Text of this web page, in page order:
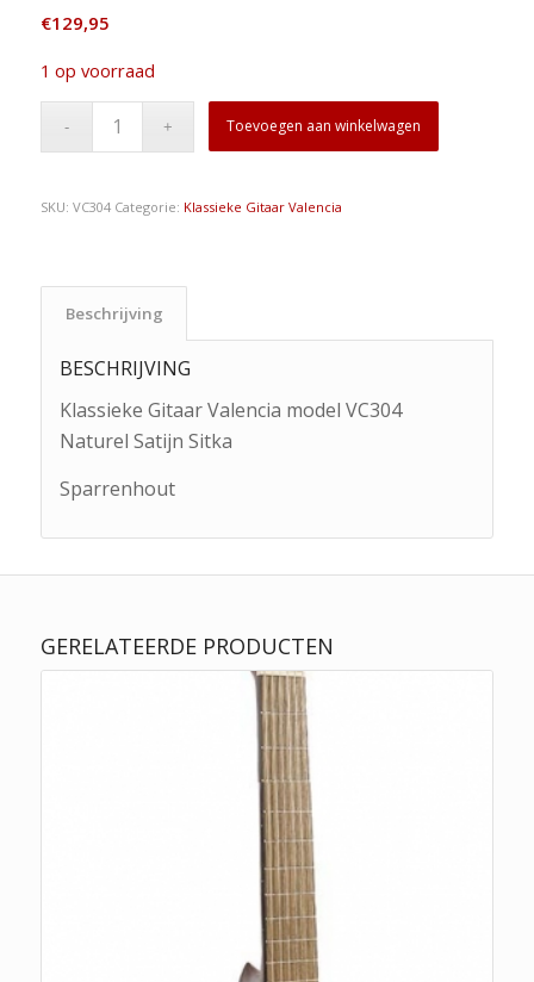
€129,95
1 op voorraad
Toevoegen aan winkelwagen
SKU: VC304 Categorie: Klassieke Gitaar Valencia
Beschrijving
BESCHRIJVING
Klassieke Gitaar Valencia model VC304
Naturel Satijn Sitka
Sparrenhout
GERELATEERDE PRODUCTEN